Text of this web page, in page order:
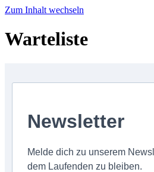
Zum Inhalt wechseln
Warteliste
Newsletter
Melde dich zu unserem
dem Laufenden zu bleiben.